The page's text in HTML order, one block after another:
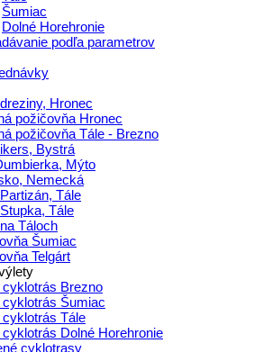
Šumiac
Dolné Horehronie
podľa parametrov
Hronec
požičovňa Hronec
požičovňa Tále - Brezno
Bystrá
Mýto
Nemecká
Tále
Tále
Táloch
Šumiac
Telgárt
cyklotrás Brezno
cyklotrás Šumiac
cyklotrás Tále
cyklotrás Dolné Horehronie
cyklotrasy